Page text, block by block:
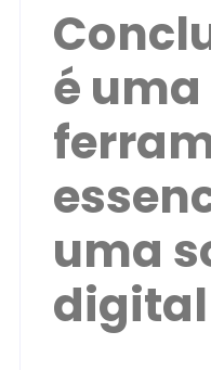
é uma
uma